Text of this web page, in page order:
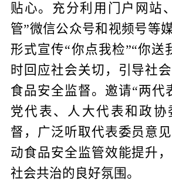
贴心。 充分利用门户网站
管”微信公众号和视频号等
形式宣传“你点我检”“你送
时回应社会关切，引导社
食品安全监督。 邀请“两代
党代表、人大代表和政协
督，广泛听取代表委员意
动食品安全监管效能提升，
社会共治的良好氛围 。